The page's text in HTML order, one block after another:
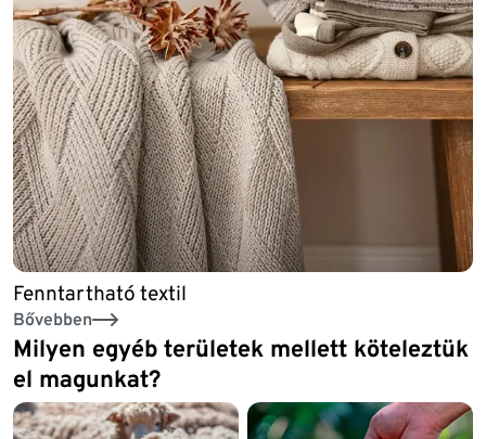
Fenntartható textil
Bővebben
Milyen egyéb területek mellett köteleztük
el magunkat?